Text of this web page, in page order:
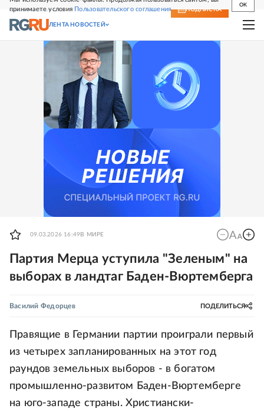
принимаете условия Пользовательского соглашения
OK
СВЕЖИЙ НОМЕР ПОДПИСКА
ЛЕНТА НОВОСТЕЙ
09.03.2026 16:49 В МИРЕ
Партия Мерца уступила "Зеленым" на
выборах в ландтаг Баден-Вюртемберга
Василий Федорцев ПОДЕЛИТЬСЯ
Правящие в Германии партии проиграли первый
из четырех запланированных на этот год
раундов земельных выборов - в богатом
промышленно-развитом Баден-Вюртемберге
на юго-западе страны. Христиански-